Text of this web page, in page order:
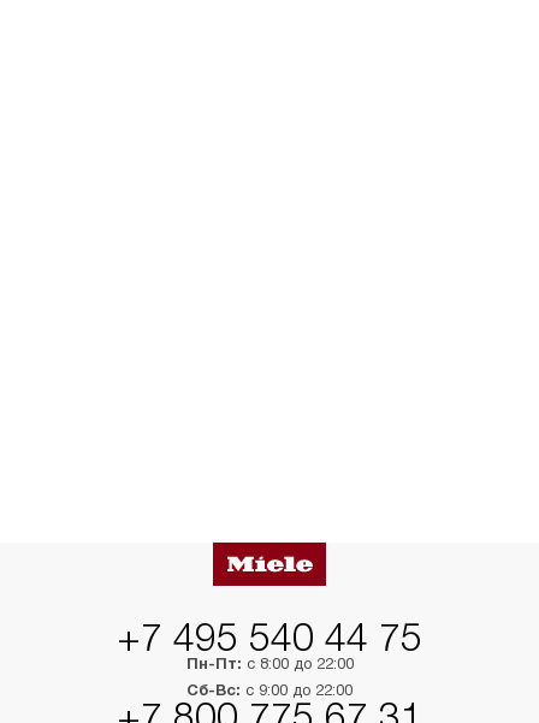
+7 495 540 44 75
Пн-Пт: с 8:00 до 22:00
Сб-Вс: с 9:00 до 22:00